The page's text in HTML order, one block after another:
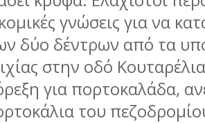
γνώσεις για να
δύο δέντρων από τα
στην οδό
για πορτοκαλάδα,
του